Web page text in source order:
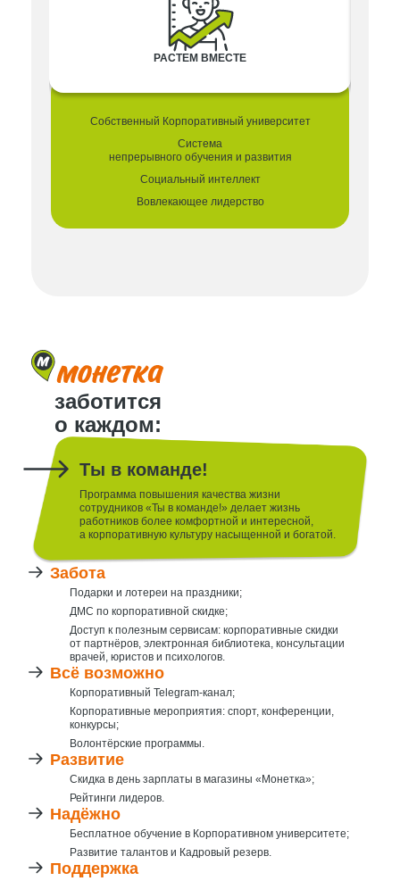
РАСТЕМ ВМЕСТЕ
Собственный Корпоративный университет
Система
непрерывного обучения и развития
Социальный интеллект
Вовлекающее лидерство
заботится
о каждом:
Ты в команде!
Программа повышения качества жизни
сотрудников «Ты в команде!» делает жизнь
работников более комфортной и интересной,
а корпоративную культуру насыщенной и богатой.
Забота
Подарки и лотереи на праздники;
ДМС по корпоративной скидке;
Доступ к полезным сервисам: корпоративные скидки
от партнёров, электронная библиотека, консультации
врачей, юристов и психологов.
Всё возможно
Корпоративный Telegram-канал;
Корпоративные мероприятия: спорт, конференции,
конкурсы;
Волонтёрские программы.
Развитие
Скидка в день зарплаты в магазины «Монетка»;
Рейтинги лидеров.
Надёжно
Бесплатное обучение в Корпоративном университете;
Развитие талантов и Кадровый резерв.
Поддержка